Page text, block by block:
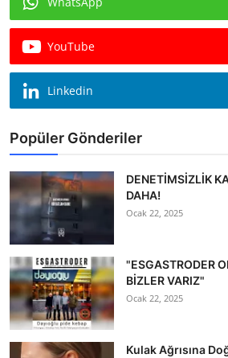
Köşe Yazısı
Dernek
Galeri
E-GAZETE
YouTube
Linkedin
Popüler Gönderiler
DENETİMSİZLİK
DAHA!
Ocak 22, 2025
"ESGASTRODER
BİZLER VARIZ"
Ocak 22, 2025
Kulak Ağrısına